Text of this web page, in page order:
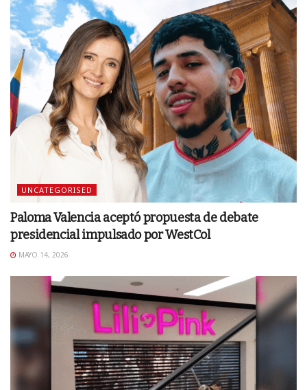
UNCATEGORISED
Paloma Valencia aceptó propuesta de debate
presidencial impulsado por WestCol
MAYO 14, 2026